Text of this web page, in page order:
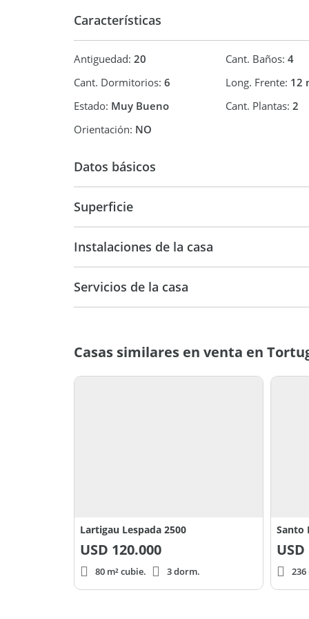
No dudes en consultarnos!
Martillero y Corredor Público MATIAS ADRIAN DI
CMCPSI Matrícula No 7028
Ruta Panamericana Ramal Pilar km 49,5.
Pilar, Bs As.
Características
Antiguedad: 20 Cant. Baños: 4
Cant. Dormitorios: 6 Long. Frente: 12
Estado: Muy Bueno Cant. Plantas: 2
Orientación: NO
Datos básicos
Superficie
Instalaciones de la casa
Servicios de la casa
Casas similares en venta en
Lartigau Lespada 2500
USD 120.000
80 m² cubie. 3 dorm.
Santo
USD
236